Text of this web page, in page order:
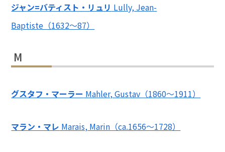
ジャン=バティスト・リュリ Lully, Jean-
Baptiste（1632～87）
M
グスタフ・マーラー Mahler, Gustav（1860～1911）
マラン・マレ Marais, Marin（ca.1656～1728）